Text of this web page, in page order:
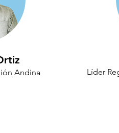
Andina Líder